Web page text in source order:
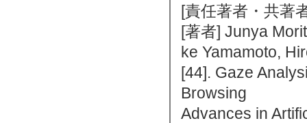
[責任著者・共著
[著者] Junya
ke Yamamoto,
[44]. Gaze
Browsing
Advances in